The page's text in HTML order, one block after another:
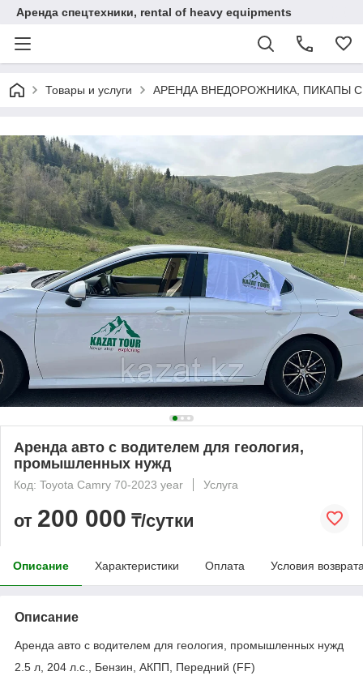
Аренда спецтехники, rental of heavy equipments
Товары и услуги АРЕНДА ВНЕДОРОЖНИКА, ПИКАПЫ
Аренда авто с водителем для геология,
промышленных нужд
Код: Toyota Camry 70-2023 year Услуга
от 200 000 ₸/сутки
Описание Характеристики Оплата Условия
Описание
Аренда авто с водителем для геология, промышленных нужд
2.5 л, 204 л.с., Бензин, АКПП, Передний (FF)